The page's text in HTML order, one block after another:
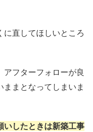
に直してほしいところ
フターフォローが良
まとなってしまいま
いしたときは新築工事